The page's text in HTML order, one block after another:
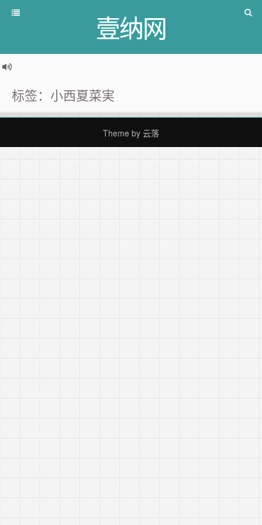
壹纳网
标签：小西夏菜実
Theme by 云落